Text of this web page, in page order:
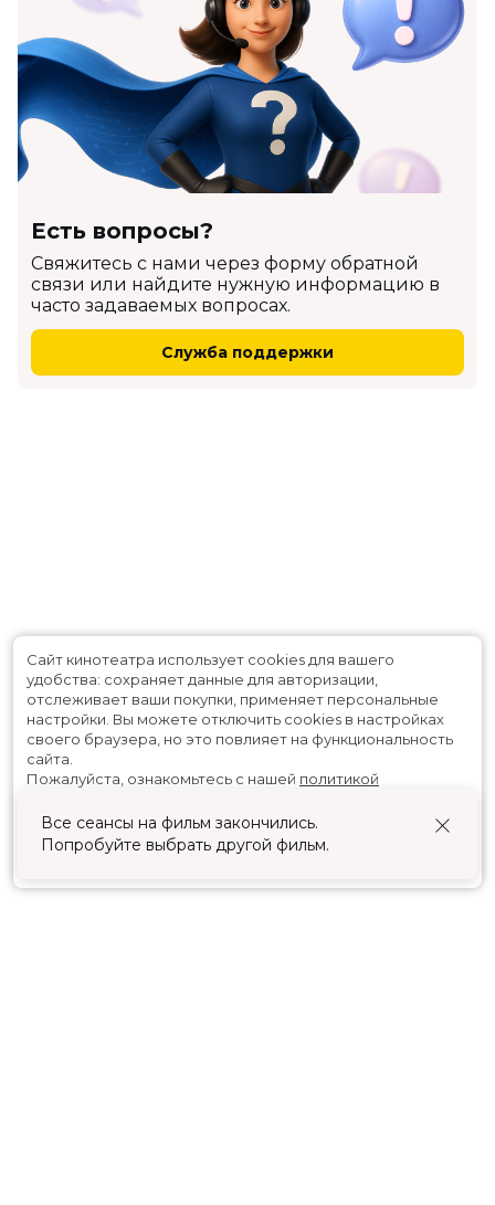
Есть вопросы?
Cвяжитесь с нами через форму обратной
связи или найдите нужную информацию в
часто задаваемых вопросах.
Служба поддержки
Все сеансы на фильм закончились.
Попробуйте выбрать другой фильм.
Сайт кинотеатра использует cookies для вашего
удобства: сохраняет данные для авторизации,
отслеживает ваши покупки, применяет персональные
настройки. Вы можете отключить cookies в настройках
своего браузера, но это повлияет на функциональность
сайта.
Пожалуйста, ознакомьтесь с нашей политикой
Принять